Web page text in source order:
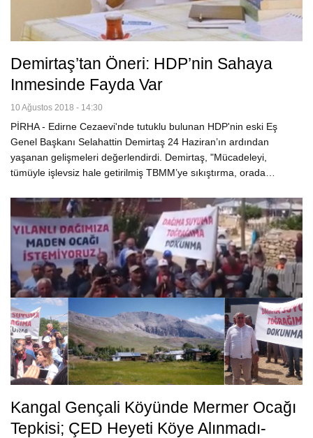
Demirtaş’tan Öneri: HDP’nin Sahaya
Inmesinde Fayda Var
10 Ağustos 2018 - 14:30
PİRHA - Edirne Cezaevi'nde tutuklu bulunan HDP'nin eski Eş
Genel Başkanı Selahattin Demirtaş 24 Haziran’ın ardından
yaşanan gelişmeleri değerlendirdi. Demirtaş, "Mücadeleyi,
tümüyle işlevsiz hale getirilmiş TBMM’ye sıkıştırma, orada…
Kangal Gençali Köyünde Mermer Ocağı
Tepkisi; ÇED Heyeti Köye Alınmadı-